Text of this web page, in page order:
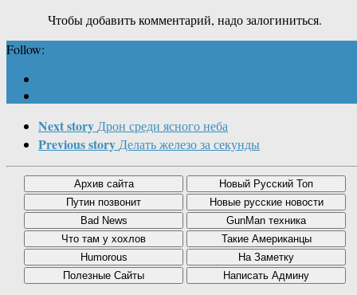
Чтобы добавить комментарий, надо залогиниться.
Follow:
Next storyДрон среди ясного неба
Previous storyДелать железо за секунды